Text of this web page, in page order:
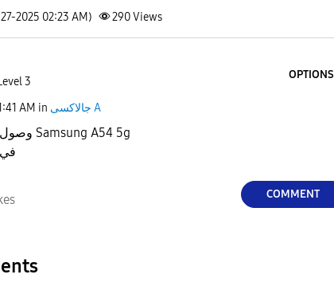
2025 02:23 AM) 290Views
3
OPTIONS
AM in جالاكسى A
وصول تحديث هاتف Samsung A54 5g
في
COMMENT